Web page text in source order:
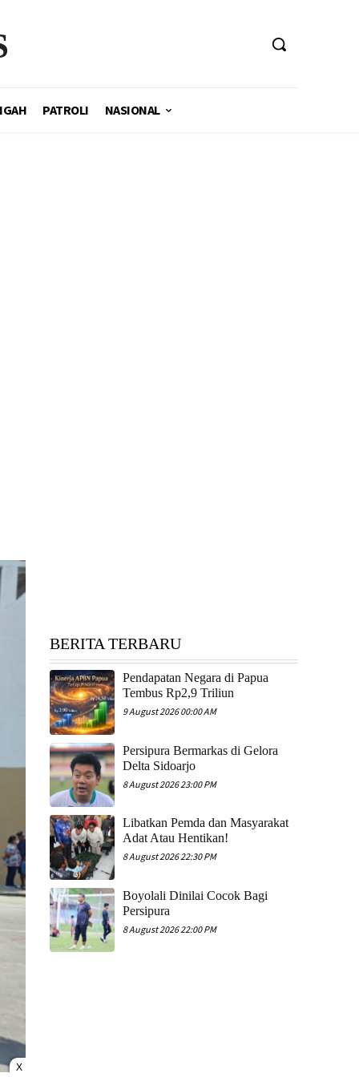
PATROLI NASIONAL
X
BERITA TERBARU
Pendapatan Negara di Papua
Tembus Rp2,9 Triliun
9 August 2026 00:00 AM
Persipura Bermarkas di Gelora
Delta Sidoarjo
8 August 2026 23:00 PM
Libatkan Pemda dan Masyarakat
Adat Atau Hentikan!
8 August 2026 22:30 PM
Boyolali Dinilai Cocok Bagi
Persipura
8 August 2026 22:00 PM